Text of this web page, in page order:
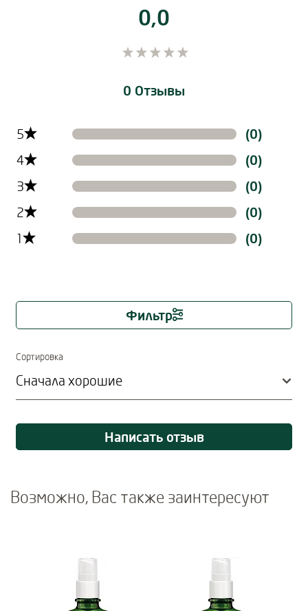
0,0
0 Отзывы
Filtern der Reviews nach Ratinglevel
5 (0)
4 (0)
3 (0)
2 (0)
1 (0)
Фильтр
Сортировка
Написать отзыв
Возможно, Вас также заинтересуют